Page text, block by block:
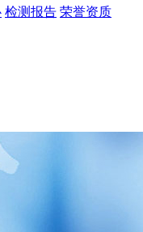
检测报告 荣誉资质